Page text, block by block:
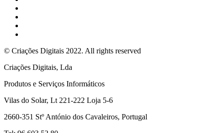
© Criações Digitais 2022. All rights reserved
Criações Digitais, Lda
Produtos e Serviços Informáticos
Vilas do Solar, Lt 221-222 Loja 5-6
2660-351 Stº António dos Cavaleiros, Portugal